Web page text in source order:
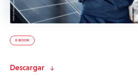
E-BOOK
Descargar